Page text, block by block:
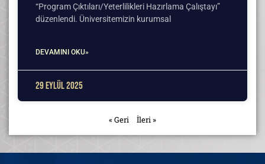
“Program Çıktıları/Yeterlilikleri Hazırlama Çalıştayı”
düzenlendi. Üniversitemizin kurumsal
DEVAMINI OKU»
29 Eylül 2025
« Geri İleri »